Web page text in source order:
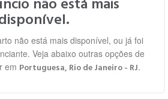
não está mais
não está mais disponível, ou já foi
Veja abaixo outras opções de
em Portuguesa, Rio de Janeiro - RJ.